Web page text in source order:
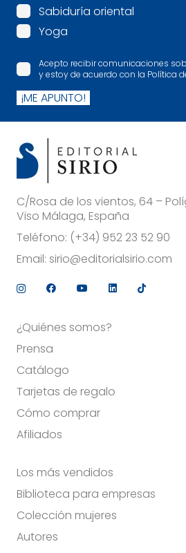
Sabiduría oriental
Yoga
Acepto recibir comunicaciones
y estoy de acuerdo con la Política
¡ME APUNTO!
C/Rosa de los vientos, 64 –
Viso Málaga, España
Teléfono: (+34) 952 23 52 90
Email: sirio@editorialsirio.com
¿Quiénes somos?
Prensa
Catálogo
Tarjetas de regalo
Cómo comprar
Afiliados
Los más vendidos
Biblioteca para empresas
Colección mujeres
Autores